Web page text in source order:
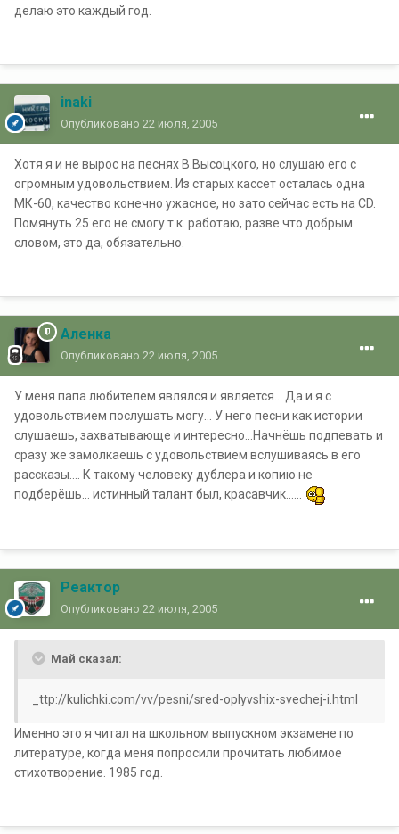
делаю это каждый год.
inaki
Опубликовано 22 июля, 2005
Хотя я и не вырос на песнях В.Высоцкого, но слушаю его с
огромным удовольствием. Из старых кассет осталась одна
МК-60, качество конечно ужасное, но зато сейчас есть на CD.
Помянуть 25 его не смогу т.к. работаю, разве что добрым
словом, это да, обязательно.
Аленка
Опубликовано 22 июля, 2005
У меня папа любителем являлся и является... Да и я с
удовольствием послушать могу... У него песни как истории
слушаешь, захватывающе и интересно...Начнёшь подпевать и
сразу же замолкаешь с удовольствием вслушиваясь в его
рассказы.... К такому человеку дублера и копию не
подберёшь... истинный талант был, красавчик......
Реактор
Опубликовано 22 июля, 2005
Май сказал:
_ttp://kulichki.com/vv/pesni/sred-oplyvshix-svechej-i.html
Именно это я читал на школьном выпускном экзамене по
литературе, когда меня попросили прочитать любимое
стихотворение. 1985 год.